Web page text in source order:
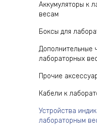
Аккумуляторы к
весам
Боксы для
Дополнительные
лабораторных
Прочие
Кабели к
Устройства
лабораторным